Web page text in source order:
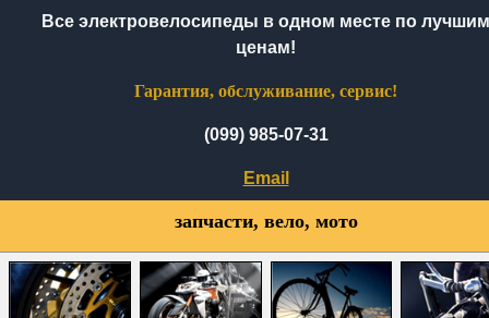
Все электровелосипеды в одном месте по лучшим
ценам!
Гарантия, обслуживание, сервис!
(099) 985-07-31
Email
запчасти, вело, мото